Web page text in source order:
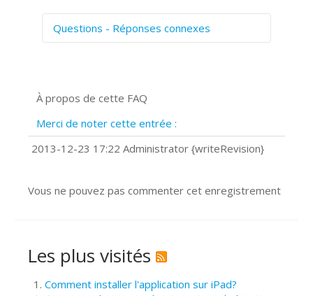
Questions - Réponses connexes
Prise de vue 360°
?
Comment accéder à votre compte
À propos de cette FAQ
Merci de noter cette entrée :
2013-12-23 17:22 Administrator {writeRevision}
Vous ne pouvez pas commenter cet enregistrement
Les plus visités
Comment installer l'application sur iPad?